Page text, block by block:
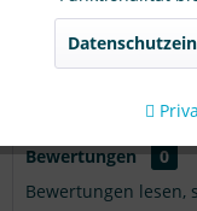
Bewertungen
0
Bewertungen lesen,
Tracking